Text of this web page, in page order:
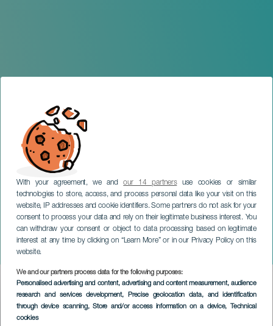
With your agreement, we andour 14 partnersuse cookies or similar
technologies to store, access, and process personal data like your visit on this
website, IP addresses and cookie identifiers. Some partners do not ask for your
consent to process your data and rely on their legitimate business interest. You
can withdraw your consent or object to data processing based on legitimate
interest at any time by clicking on “Learn More” or in our Privacy Policy on this
website.
We and our partners process data for the following purposes:
Personalised advertising and content, advertising and content measurement, audience
research and services development, Precise geolocation data, and identification
through device scanning, Store and/or access information on a device, Technical
cookies
Ado nagypapa és Bálna úr
TENERIFE
Imagen
Listado